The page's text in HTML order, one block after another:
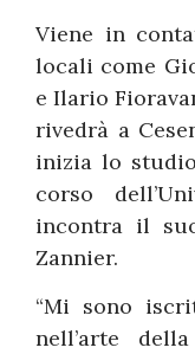
Viene in
locali come
e Ilario
rivedrà a
inizia lo
corso
incontra il
Zannier.
“Mi sono
nell’arte